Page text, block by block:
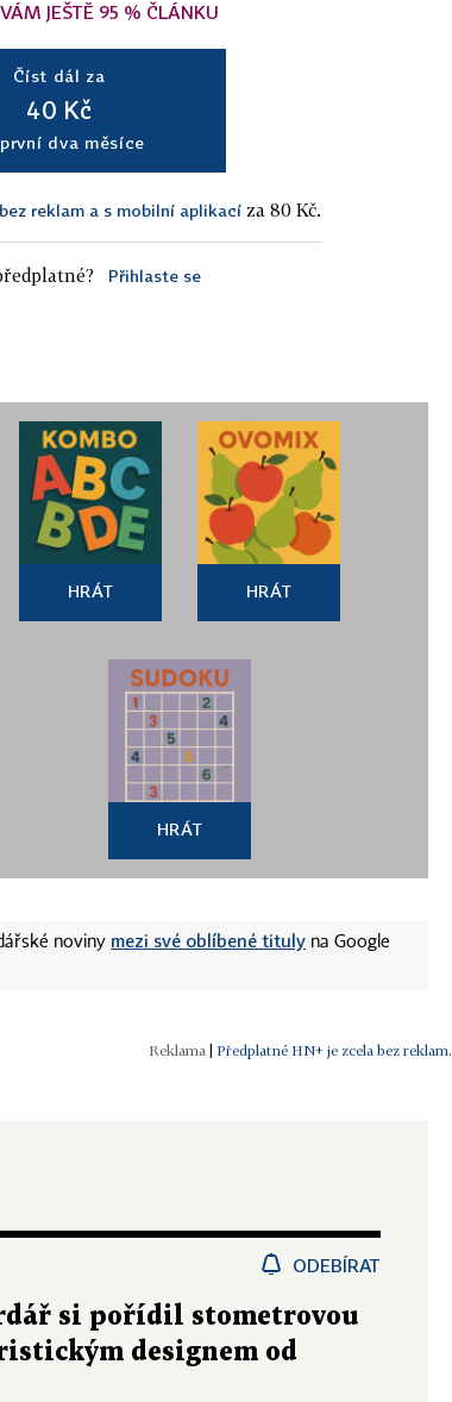
JEŠTĚ 95 % ČLÁNKU
Číst dál za
40 Kč
dva měsíce
reklam a s mobilní aplikací za 80 Kč.
Přihlaste se
HRÁT HRÁT
HRÁT
noviny mezi své oblíbené tituly na Google
Předplatné HN+ je zcela bez reklam.
ODEBÍRAT
si pořídil stometrovou
designem od